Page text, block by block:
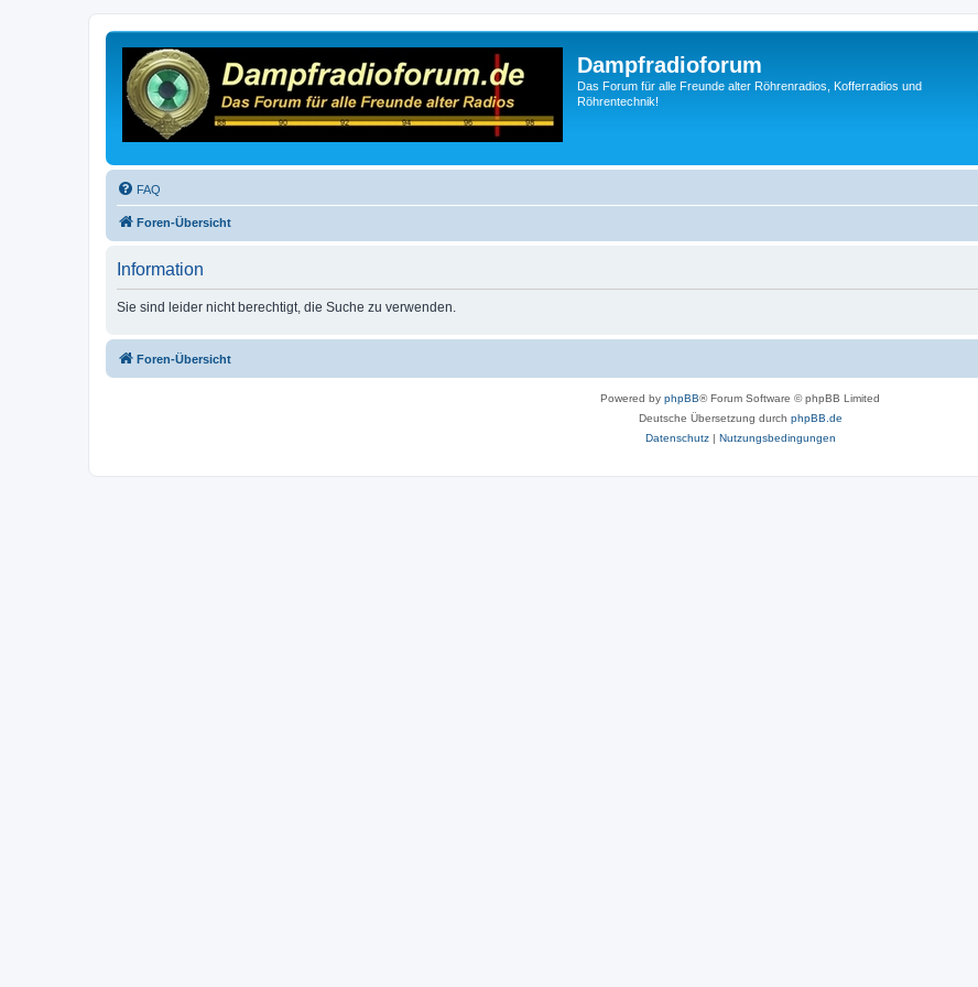
Dampfradioforum
Das Forum für alle Freunde alter Röhrenradios, Kofferradios und
Röhrentechnik!
FAQ
Foren-Übersicht
Information
Sie sind leider nicht berechtigt, die Suche zu verwenden.
Foren-Übersicht
Powered by phpBB® Forum Software © phpBB Limited
Deutsche Übersetzung durch phpBB.de
Datenschutz| Nutzungsbedingungen